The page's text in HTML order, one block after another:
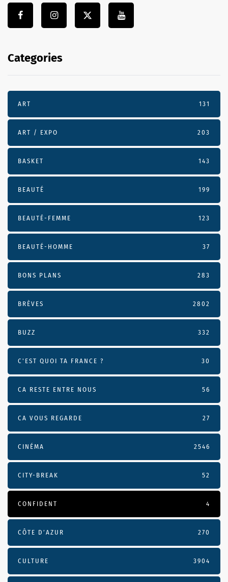
Categories
ART 131
ART / EXPO 203
BASKET 143
BEAUTÉ 199
BEAUTÉ-FEMME 123
BEAUTÉ-HOMME 37
BONS PLANS 283
BRÈVES 2802
BUZZ 332
C'EST QUOI TA FRANCE ? 30
CA RESTE ENTRE NOUS 56
CA VOUS REGARDE 27
CINÉMA 2546
CITY-BREAK 52
CONFIDENT 4
CÔTE D’AZUR 270
CULTURE 3904